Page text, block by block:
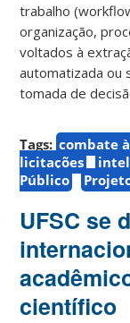
trabalho
organização,
voltados à
automatizada ou
tomada de
Tags: combate
licitações
Público
UFSC se
científico